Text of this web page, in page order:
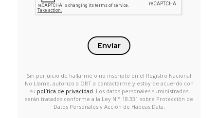
Enviar
Sin perjuicio de hallarme o no inscripto en el Registro Nacional
No Llame, autorizo a ORT a contactarme y estoy de acuerdo con
su política de privacidad . Los datos personales suministrados
serán tratados conforme a la Ley N.° 18.331 sobre Protección de
Datos Personales y Acción de Habeas Data.